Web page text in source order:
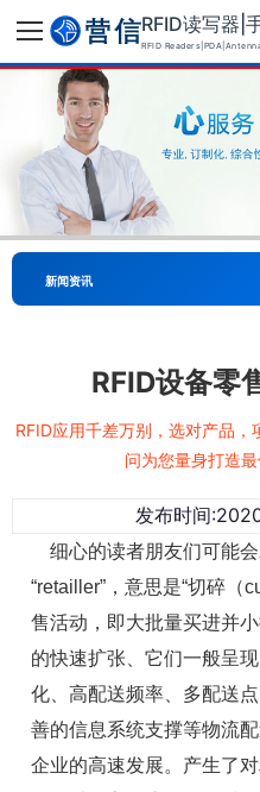
RFID
新闻资讯
RFID设备零
RFID应用千差万别，选对产品
问为您量身打造最
发布时间
细心的读者朋友们可能会
“retailler”，意思是“切碎（
售活动，即大批量买进并
的快速扩张、它们一般呈
化、高配送频率、多配送
善的信息系统支撑等物流
企业的高速发展。产生了